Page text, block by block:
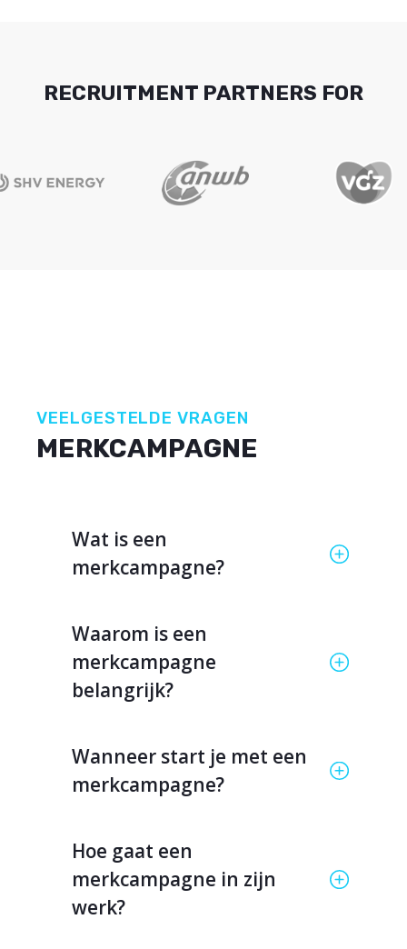
RECRUITMENT PARTNERS FOR
VEELGESTELDE VRAGEN
MERKCAMPAGNE
Wat is een
merkcampagne?
Waarom is een
merkcampagne
belangrijk?
Wanneer start je met een
merkcampagne?
Hoe gaat een
merkcampagne in zijn
werk?